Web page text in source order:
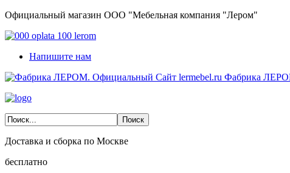
Официальный магазин ООО "Мебельная компания "Лером"
Напишите нам
Фабрика
Доставка и сборка по Москве
бесплатно